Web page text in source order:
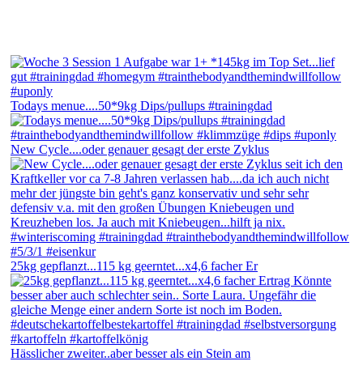
Todays menue....50*9kg Dips/pullups #trainingdad
New Cycle....oder genauer gesagt der erste Zyklus
25kg gepflanzt...115 kg geerntet...x4,6 facher Er
Hässlicher zweiter..aber besser als ein Stein am